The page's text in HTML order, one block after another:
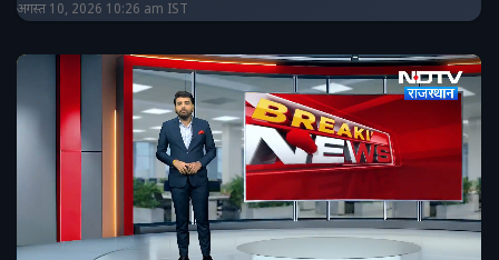
अगस्त 10, 2026 10:26 am IST